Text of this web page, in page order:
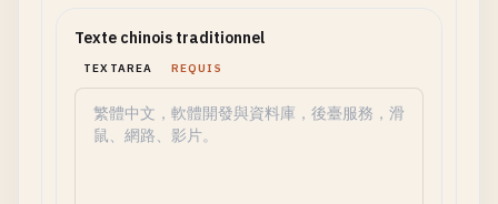
Texte chinois traditionnel
TEXTAREA REQUIS